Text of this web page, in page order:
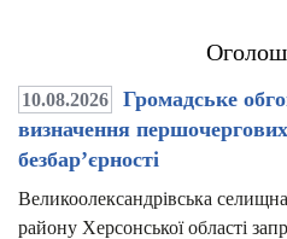
10.08.2026
Громадське
визначення
безбар’єрності
Великоолександрівська
району Херсонської області